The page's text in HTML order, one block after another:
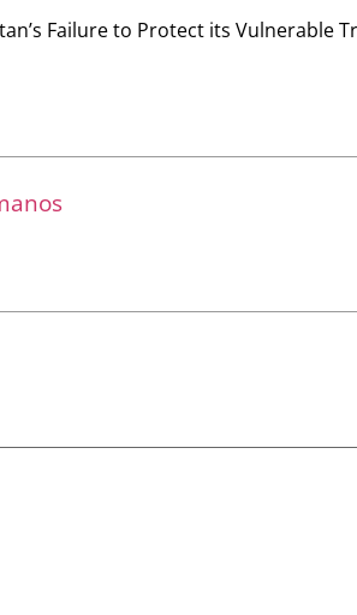
Failure to Protect its Vulnerable